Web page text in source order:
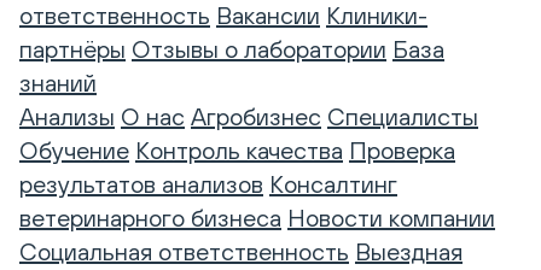
ответственность Вакансии Клиники-
партнёры Отзывы о лаборатории База
знаний
Анализы О нас Агробизнес Специалисты
Обучение Контроль качества Проверка
результатов анализов Консалтинг
ветеринарного бизнеса Новости компании
Социальная ответственность Выездная